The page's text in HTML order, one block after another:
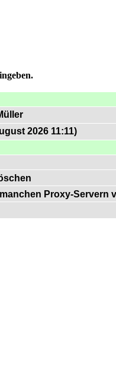
2026 11:11)
Proxy-Servern